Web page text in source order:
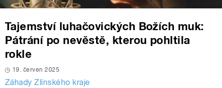
Tajemství luhačovických Božích muk:
Pátrání po nevěstě, kterou pohltila
rokle
19. červen 2025
Záhady Zlínského kraje